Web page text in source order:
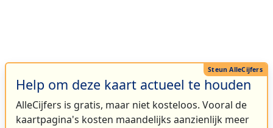
Help om deze kaart actueel te houden
AlleCijfers is gratis, maar niet kosteloos. Vooral de
kaartpagina's kosten maandelijks aanzienlijk meer